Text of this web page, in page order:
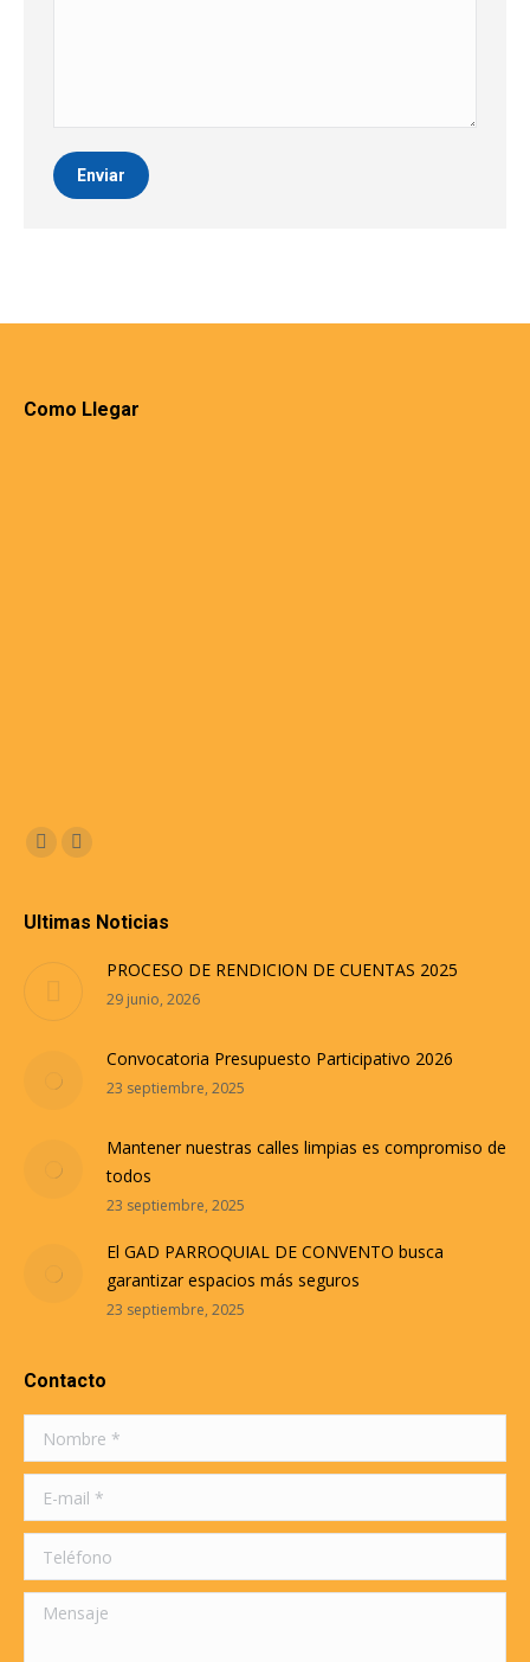
Enviar
Como Llegar
Encuéntranos en:
FacebookInstagram
Ultimas Noticias
PROCESO DE RENDICION DE CUENTAS 2025
29 junio, 2026
Convocatoria Presupuesto Participativo 2026
23 septiembre, 2025
Mantener nuestras calles limpias es compromiso de
todos
23 septiembre, 2025
El GAD PARROQUIAL DE CONVENTO busca
garantizar espacios más seguros
23 septiembre, 2025
Contacto
Nombre *
E-mail *
Teléfono
Mensaje